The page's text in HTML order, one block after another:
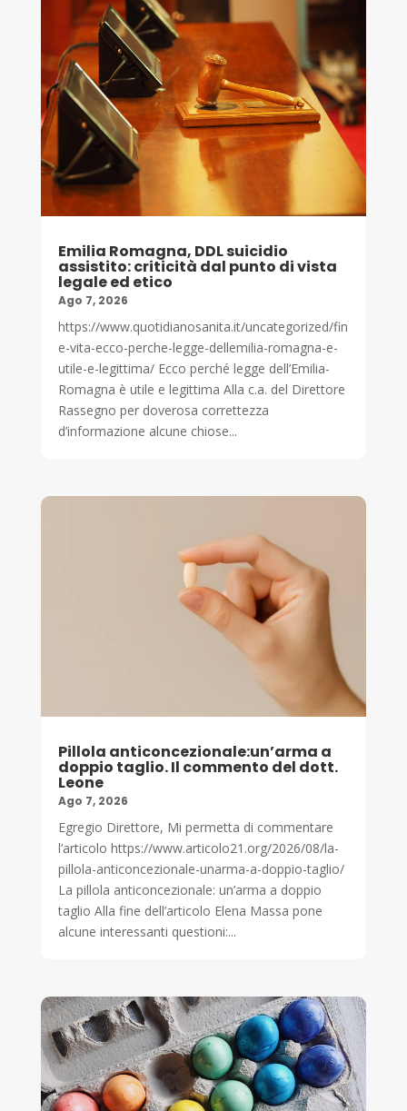
Emilia Romagna, DDL suicidio
assistito: criticità dal punto di vista
legale ed etico
Ago 7, 2026
https://www.quotidianosanita.it/uncategorized/fin
e-vita-ecco-perche-legge-dellemilia-romagna-e-
utile-e-legittima/ Ecco perché legge dell’Emilia-
Romagna è utile e legittima Alla c.a. del Direttore
Rassegno per doverosa correttezza
d’informazione alcune chiose...
Pillola anticoncezionale:un’arma a
doppio taglio. Il commento del dott.
Leone
Ago 7, 2026
Egregio Direttore, Mi permetta di commentare
l’articolo https://www.articolo21.org/2026/08/la-
pillola-anticoncezionale-unarma-a-doppio-taglio/
La pillola anticoncezionale: un’arma a doppio
taglio Alla fine dell’articolo Elena Massa pone
alcune interessanti questioni:...